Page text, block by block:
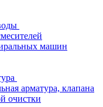
машин
арматура, клапана
очистки